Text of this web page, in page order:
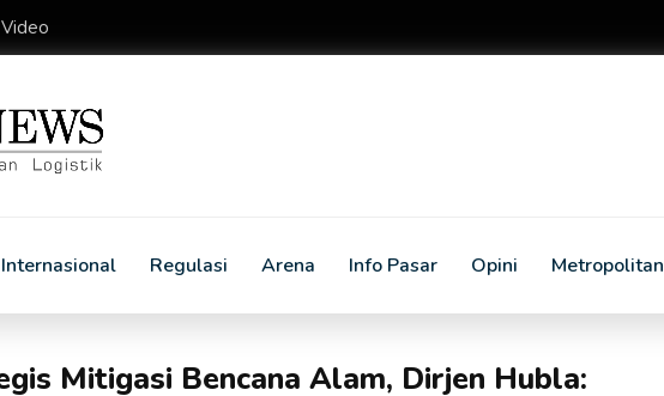
Video
Internasional Regulasi Arena Info Pasar Opini Metropolitan
Mitigasi Bencana Alam, Dirjen Hubla: